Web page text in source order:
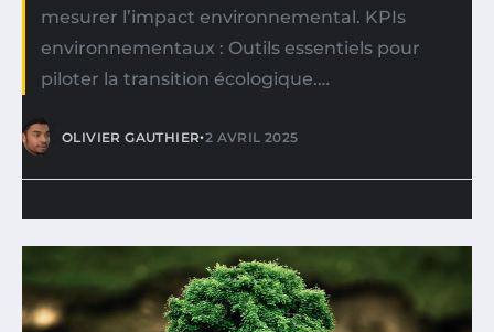
mesurer l’impact environnemental. KPIs
environnementaux : Outils essentiels pour
piloter la transition écologique.…
OLIVIER GAUTHIER•2 AVRIL 2025